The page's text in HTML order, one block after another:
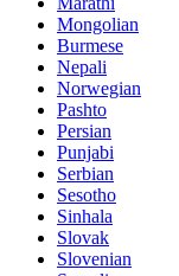
Mongolian
Burmese
Nepali
Norwegian
Pashto
Persian
Punjabi
Serbian
Sesotho
Sinhala
Slovak
Slovenian